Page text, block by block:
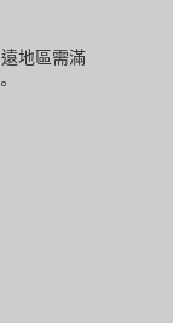
地區需滿